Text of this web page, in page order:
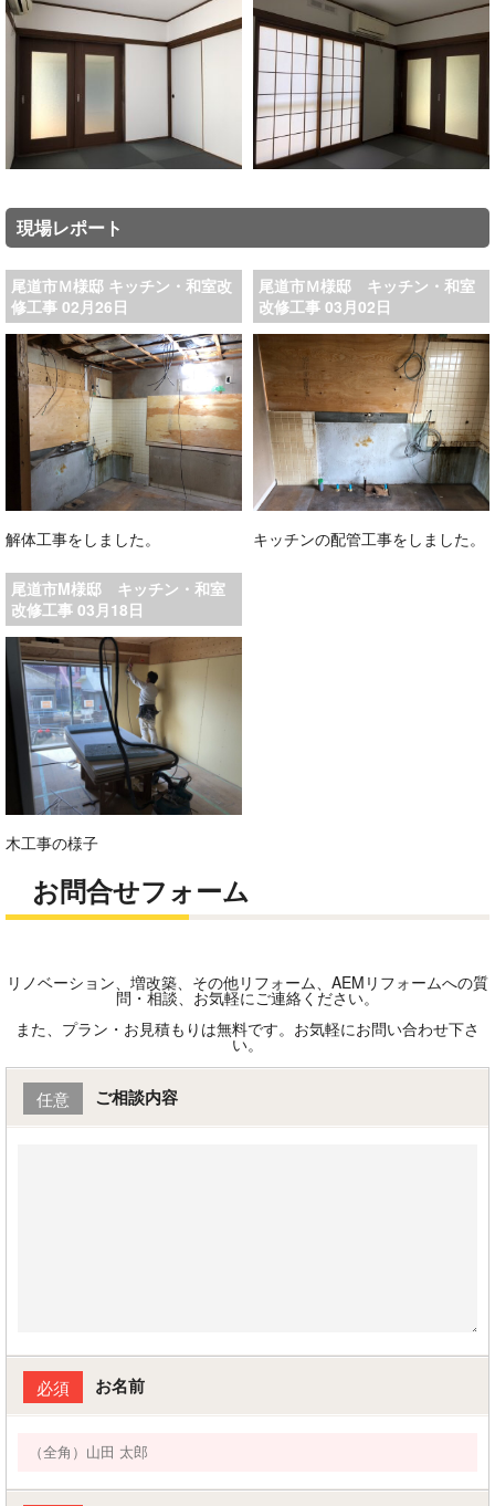
現場レポート
尾道市Ｍ様邸 キッチン・和室改
修工事 02月26日
解体工事をしました。
尾道市Ｍ様邸 キッチン・和室
改修工事 03月02日
キッチンの配管工事をしました。
尾道市M様邸 キッチン・和室
改修工事 03月18日
木工事の様子
お問合せフォーム
リノベーション、増改築、その他リフォーム、AEMリフォームへの質
問・相談、お気軽にご連絡ください。
また、プラン・お見積もりは無料です。お気軽にお問い合わせ下さ
い。
任意 ご相談内容
必須 お名前